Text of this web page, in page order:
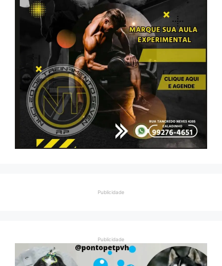
Publicidade
Publicidade